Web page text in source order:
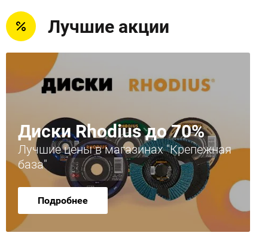
Лучшие акции
Диски Rhodius до 70%
Лучшие цены в магазинах "Крепежная
база"
Подробнее